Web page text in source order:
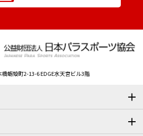
蛎殻町2-13-6 EDGE水天宮ビル3階